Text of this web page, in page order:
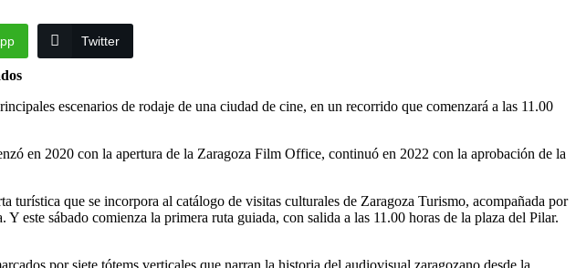
Twitter
escenarios de rodaje de una ciudad de cine, en un recorrido que comenzará a las 11.00
en 2020 con la apertura de la Zaragoza Film Office, continuó en 2022 con la aprobación de la
que se incorpora al catálogo de visitas culturales de Zaragoza Turismo, acompañada por
sábado comienza la primera ruta guiada, con salida a las 11.00 horas de la plaza del Pilar.
por siete tótems verticales que narran la historia del audiovisual zaragozano desde la